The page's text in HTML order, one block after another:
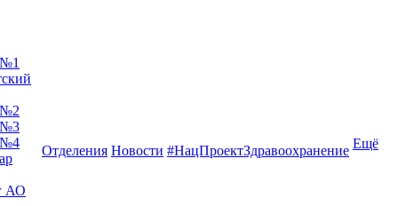
№2
№3
№4
АО
Отделения Новости #НацПроектЗдравоохранение Ещё